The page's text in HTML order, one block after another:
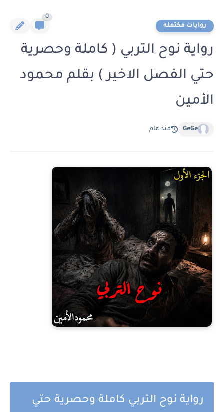
روايات مكتمله
0
رواية نوح التربي ( كاملة وحصرية
حتي الفصل الاخير ) بقلم محمود
الأمين
GeGe منذ عام
رواية نوح التربي كاملة وحصرية حتي